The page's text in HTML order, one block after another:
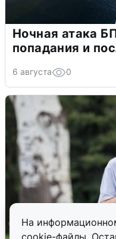
На
cookie-файлы.
Ночная атака
попадания и
6 августа 0